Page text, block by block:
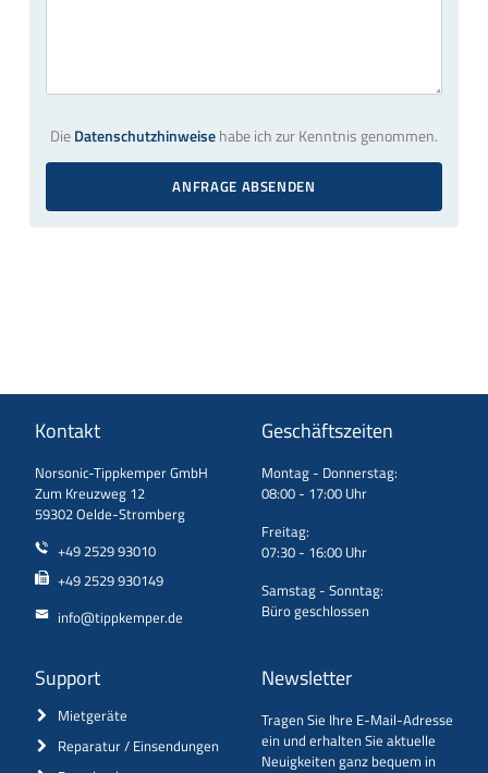
DieDatenschutzhinweisehabe ich zur Kenntnis genommen.
ANFRAGE ABSENDEN
Kontakt
Norsonic-Tippkemper GmbH
Zum Kreuzweg 12
59302 Oelde-Stromberg
+49 2529 93010
+49 2529 930149
info@tippkemper.de
Geschäftszeiten
Montag - Donnerstag:
08:00 - 17:00 Uhr
Freitag:
07:30 - 16:00 Uhr
Samstag - Sonntag:
Büro geschlossen
Support
Mietgeräte
Reparatur / Einsendungen
Newsletter
Tragen Sie Ihre E-Mail-Adresse
ein und erhalten Sie aktuelle
Neuigkeiten ganz bequem in